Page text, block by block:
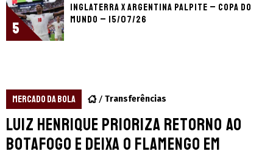
5
Inglaterra x Argentina palpite – Copa do
Mundo – 15/07/26
MERCADO DA BOLA Transferências
Luiz Henrique prioriza retorno ao
Botafogo e deixa o Flamengo em